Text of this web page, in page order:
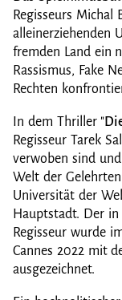
Regisseurs Michal
alleinerziehenden
fremden Land ein
Rassismus, Fake
Rechten
In dem Thriller "
Regisseur Tarek
verwoben sind
Welt der
Universität der
Hauptstadt. Der
Regisseur wurde
Cannes 2022 mit
ausgezeichnet.